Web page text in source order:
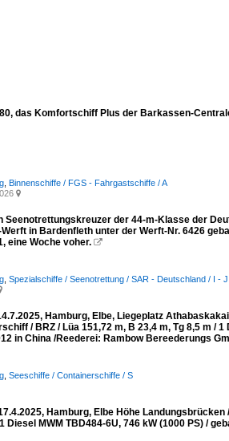
das Komfortschiff Plus der Barkassen-
Binnenschiffe / FGS - Fahrgastschiffe / A

Seenotrettungskreuzer der 44-m-Klasse der
in Bardenfleth unter der Werft-Nr. 6426
eine Woche voher. 
Spezialschiffe / Seenotrettung / SAR - Deutschland / I - J
Hamburg, Elbe, Liegeplatz
/ BRZ / Lüa 151,72 m, B 23,4 m, Tg 8,5 m /
in China /Reederei: Rambow Bereederungs
Seeschiffe / Containerschiffe / S
Hamburg, Elbe Höhe
Diesel MWM TBD484-6U, 746 kW (1000 PS) /